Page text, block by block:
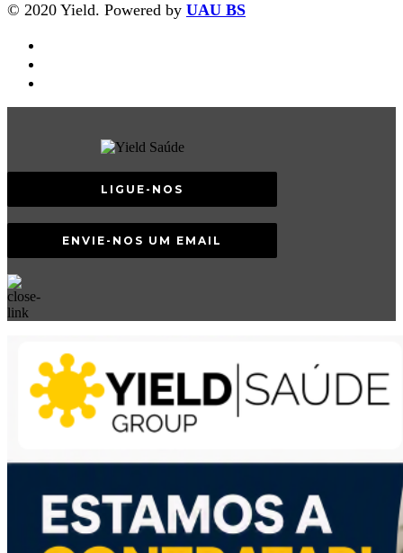
© 2020 Yield. Powered by UAU BS
LIGUE-NOS
ENVIE-NOS UM EMAIL